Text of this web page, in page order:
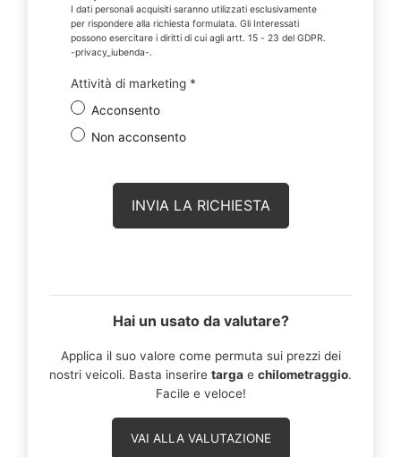
I dati personali acquisiti saranno utilizzati esclusivamente
per rispondere alla richiesta formulata. Gli Interessati
possono esercitare i diritti di cui agli artt. 15 - 23 del GDPR.
-privacy_iubenda-.
Attività di marketing *
Acconsento
Non acconsento
Hai un usato da valutare?
Applica il suo valore come permuta sui prezzi dei
nostri veicoli. Basta inserire targa e chilometraggio.
Facile e veloce!
VAI ALLA VALUTAZIONE